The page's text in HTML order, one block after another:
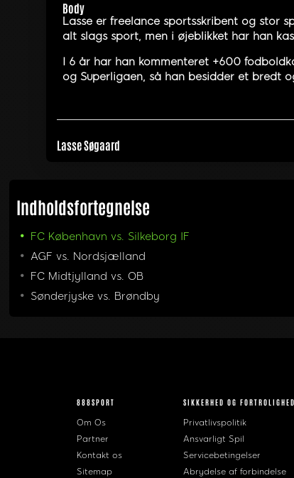
Body
Lasse er freelance sportsskribent og stor
alt slags sport, men i øjeblikket har han
I 6 år har han kommenteret +600
og Superligaen, så han besidder et bredt
Lasse Søgaard
Indholdsfortegnelse
FC København vs. Silkeborg IF
AGF vs. Nordsjælland
FC Midtjylland vs. OB
Sønderjyske vs. Brøndby
888SPORT
Om Os
Partner
Kontakt os
Sitemap
SIKKERHED OG FORTROLIGHED
Privatlivspolitik
Ansvarligt Spil
Servicebetingelser
Abrydelse af forbindelse